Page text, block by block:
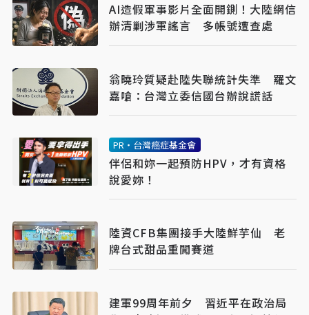
AI造假軍事影片全面開鍘！大陸網信
辦清剿涉軍謠言 多帳號遭查處
翁曉玲質疑赴陸失聯統計失準 羅文
嘉嗆：台灣立委信國台辦說謊話
PR・台灣癌症基金會
伴侶和妳一起預防HPV，才有資格
說愛妳！
陸資CFB集團接手大陸鮮芋仙 老
牌台式甜品重闖賽道
建軍99周年前夕 習近平在政治局